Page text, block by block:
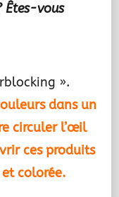
Êtes-vous
».
dans un
circuler l’œil
ces produits
colorée.